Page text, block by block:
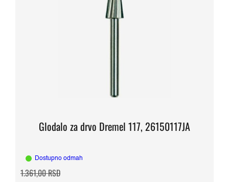
Glodalo za drvo Dremel 117, 26150117JA
Dostupno odmah
1.361,00RSDOriginalna
cena
Trenutna
cena